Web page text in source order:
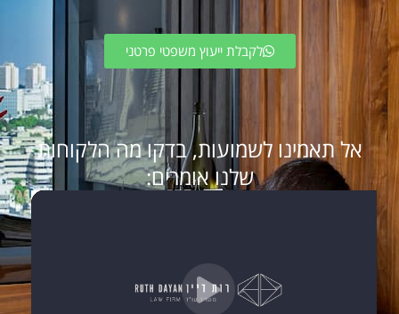
לקבלת ייעוץ משפטי פרטני
אל תאמינו לשמועות, בדקו מה הלקוחות
שלנו אומרים: